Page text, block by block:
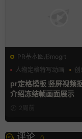
PR基本图形mogrt
人物定格特写动画
创
动态海报
pr定格模板 竖屏视频
介绍冻结帧画面展示
2周前
评论